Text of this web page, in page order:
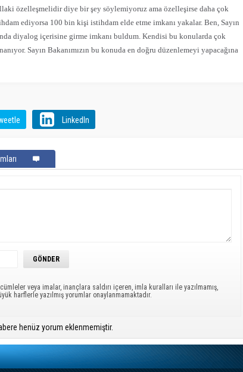
özelleşmelidir diye bir şey söylemiyoruz ama özelleşirse daha çok
ediyorsa 100 bin kişi istihdam elde etme imkanı yakalar. Ben, Sayın
diyalog içerisine girme imkanı buldum. Kendisi bu konularda çok
Sayın Bakanımızın bu konuda en doğru düzenlemeyi yapacağına
LinkedIn
veya imalar, inançlara saldırı içeren, imla kuralları ile yazılmamış,
harflerle yazılmış yorumlar onaylanmamaktadır.
henüz yorum eklenmemiştir.